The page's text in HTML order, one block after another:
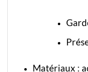
Matériaux :